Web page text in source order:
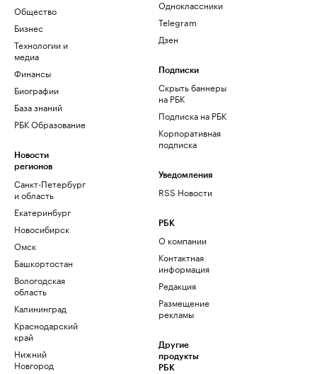
Общество
Бизнес
Технологии и
медиа
Финансы
Биографии
База знаний
РБК Образование
Новости
регионов
Санкт-Петербург
и область
Екатеринбург
Новосибирск
Омск
Башкортостан
Вологодская
область
Калининград
Краснодарский
край
Нижний
Новгород
Одноклассники
Telegram
Дзен
Подписки
Скрыть баннеры
на РБК
Подписка на РБК
Корпоративная
подписка
Уведомления
RSS Новости
РБК
О компании
Контактная
информация
Редакция
Размещение
рекламы
Другие
продукты
РБК